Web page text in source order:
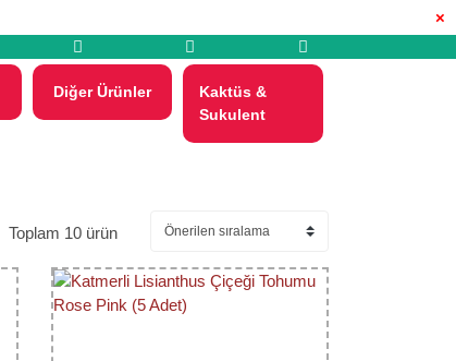
×
Diğer Ürünler
Kaktüs &
Sukulent
Toplam 10 ürün